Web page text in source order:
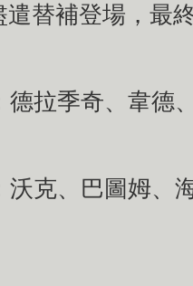
替補登場，最
拉季奇、韋德
克、巴圖姆、